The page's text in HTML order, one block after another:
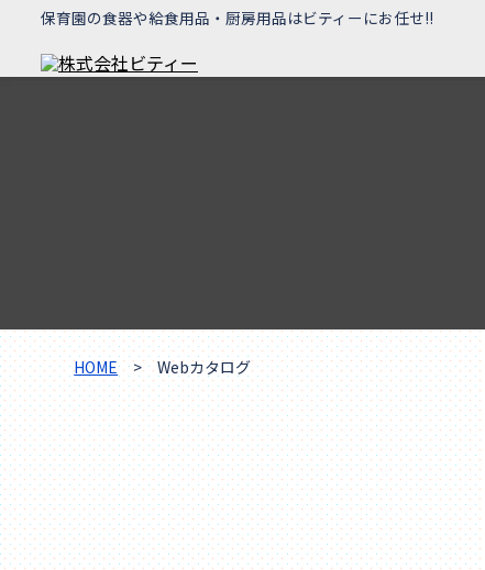
保育園の食器や給食用品・厨房用品はビティーにお任せ!!
HOME> Webカタログ